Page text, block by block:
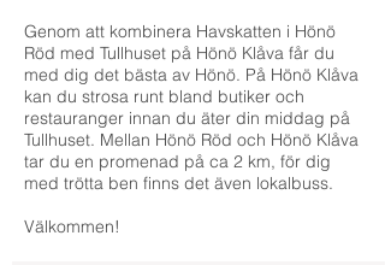
Genom att kombinera Havskatten i Hönö
Röd med Tullhuset på Hönö Klåva får du
med dig det bästa av Hönö. På Hönö Klåva
kan du strosa runt bland butiker och
restauranger innan du äter din middag på
Tullhuset. Mellan Hönö Röd och Hönö Klåva
tar du en promenad på ca 2 km, för dig
med trötta ben finns det även lokalbuss.
Välkommen!